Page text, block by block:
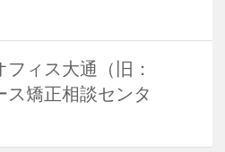
ィス大通（旧：
ス矯正相談センタ